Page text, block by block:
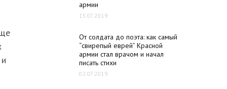
армии
15.07.2019
От солдата до поэта: как самый
“свирепый еврей” Красной
армии стал врачом и начал
писать стихи
02.07.2019